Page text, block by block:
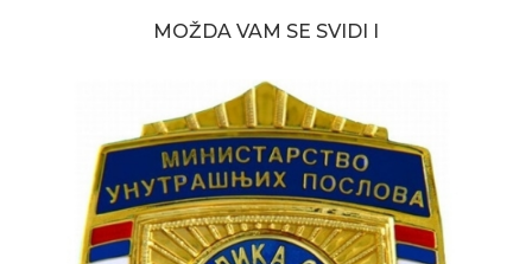
MOŽDA VAM SE SVIDI I